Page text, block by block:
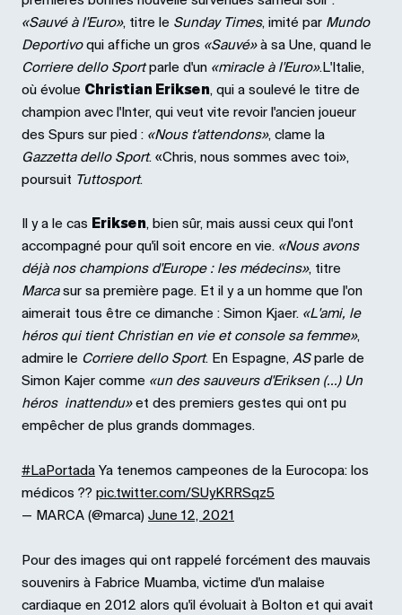
«Sauvé à l'Euro», titre le Sunday Times, imité par Mundo
Deportivoqui affiche un gros «Sauvé»à sa Une, quand le
Corriere dello Sportparle d'un «miracle à l'Euro».L'Italie,
où évolue Christian Eriksen, qui a soulevé le titre de
champion avec l'Inter, qui veut vite revoir l'ancien joueur
des Spurs sur pied : «Nous t'attendons», clame la
Gazzetta dello Sport. «Chris, nous sommes avec toi»,
poursuit Tuttosport.
Il y a le cas Eriksen, bien sûr, mais aussi ceux qui l'ont
accompagné pour qu'il soit encore en vie. «Nous avons
déjà nos champions d'Europe : les médecins», titre
Marcasur sa première page. Et il y a un homme que l'on
aimerait tous être ce dimanche : Simon Kjaer. «L'ami, le
héros qui tient Christian en vie et console sa femme»,
admire le Corriere dello Sport. En Espagne, ASparle de
Simon Kajer comme «un des sauveurs d'Eriksen (...) Un
héros inattendu»et des premiers gestes qui ont pu
empêcher de plus grands dommages.
#LaPortada Ya tenemos campeones de la Eurocopa: los
médicos ?? pic.twitter.com/SUyKRRSqz5
— MARCA (@marca) June 12, 2021
Pour des images qui ont rappelé forcément des mauvais
souvenirs à Fabrice Muamba, victime d'un malaise
cardiaque en 2012 alors qu'il évoluait à Bolton et qui avait